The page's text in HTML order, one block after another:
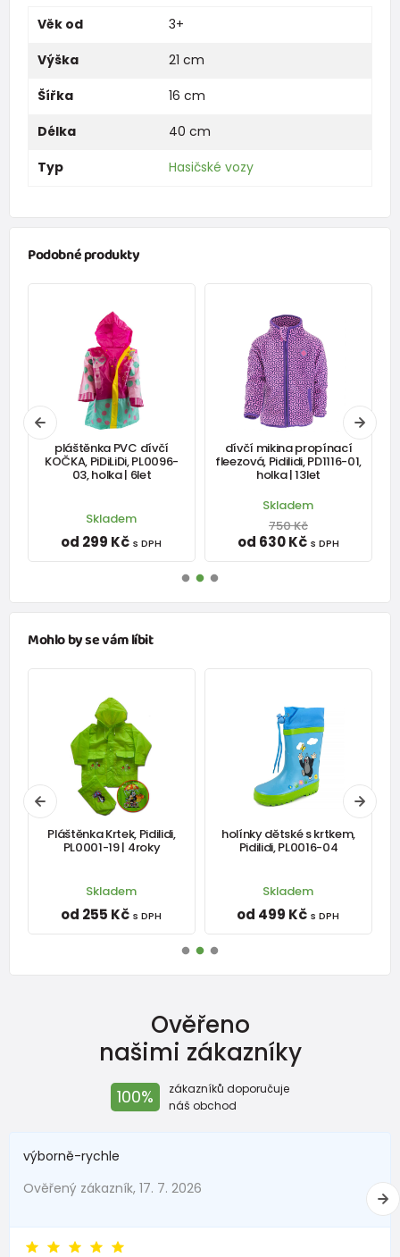
Věk od
3+
Výška
21 cm
Šířka
16 cm
Délka
40 cm
Typ
Hasičské vozy
Podobné produkty
pláštěnka PVC dívčí
KOČKA, PiDiLiDi, PL0096-
03, holka | 6let
Skladem
od 299 Kč s DPH
dívčí mikina propínací
fleezová, Pidilidi, PD1116-01,
holka | 13let
Skladem
750 Kč
od 630 Kč s DPH
Mohlo by se vám líbit
Pláštěnka Krtek, Pidilidi,
PL0001-19 | 4roky
Skladem
od 255 Kč s DPH
holínky dětské s krtkem,
Pidilidi, PL0016-04
Skladem
od 499 Kč s DPH
Ověřeno
našimi zákazníky
100%
zákazníků doporučuje
náš obchod
výborně-rychle
Ověřený zákazník, 17. 7. 2026